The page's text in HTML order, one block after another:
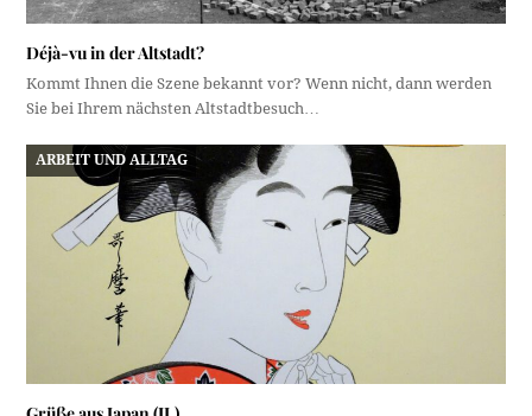
Déjà-vu in der Altstadt?
Kommt Ihnen die Szene bekannt vor? Wenn nicht, dann werden
Sie bei Ihrem nächsten Altstadtbesuch…
ARBEIT UND ALLTAG